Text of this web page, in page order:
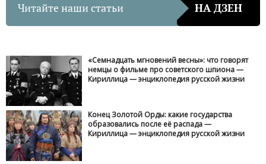
Читайте наши статьи НА ДЗЕН
«Семнадцать мгновений весны»: что говорят
немцы о фильме про советского шпиона —
Кириллица — энциклопедия русской жизни
Конец Золотой Орды: какие государства
образовались после её распада —
Кириллица — энциклопедия русской жизни